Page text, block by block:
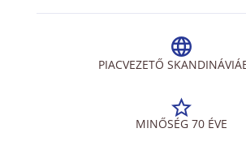
PIACVEZETŐ
MINŐSÉG 70 ÉVE